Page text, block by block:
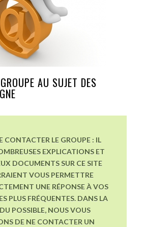
AU SUJET DES
CONTACTER LE GROUPE : IL
EXPLICATIONS ET
DOCUMENTS SUR CE SITE
VOUS PERMETTRE
UNE RÉPONSE À VOS
PLUS FRÉQUENTES. DANS LA
POSSIBLE, NOUS VOUS
DE NE CONTACTER UN